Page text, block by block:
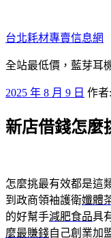
至
主
要
容
台北耗材專賣信息網
全站最低價，藍芽耳
發
於
2025 年 8 月 9 日 作者:
新店借錢怎麼
怎麼挑最有效都是這
到政商領袖護衛孅體
的好幫手減肥食品具
麼最賺錢自己創業加